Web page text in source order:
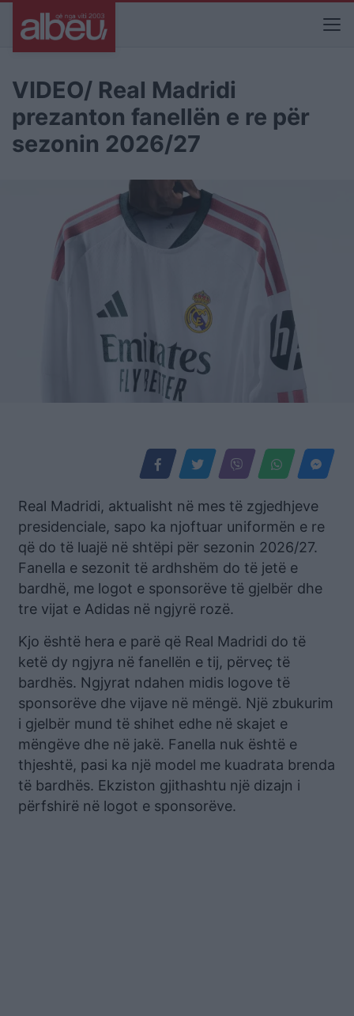
VIDEO/ Real Madridi
prezanton fanellën e re për
sezonin 2026/27
Real Madridi, aktualisht në mes të zgjedhjeve
presidenciale, sapo ka njoftuar uniformën e re
që do të luajë në shtëpi për sezonin 2026/27.
Fanella e sezonit të ardhshëm do të jetë e
bardhë, me logot e sponsorëve të gjelbër dhe
tre vijat e Adidas në ngjyrë rozë.
Kjo është hera e parë që Real Madridi do të
ketë dy ngjyra në fanellën e tij, përveç të
bardhës. Ngjyrat ndahen midis logove të
sponsorëve dhe vijave në mëngë. Një zbukurim
i gjelbër mund të shihet edhe në skajet e
mëngëve dhe në jakë. Fanella nuk është e
thjeshtë, pasi ka një model me kuadrata brenda
të bardhës. Ekziston gjithashtu një dizajn i
përfshirë në logot e sponsorëve.